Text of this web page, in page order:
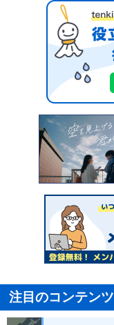
注目のコンテンツ